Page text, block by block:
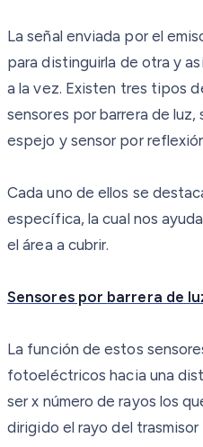
La señal enviada por el
para distinguirla de otra y
a la vez. Existen tres tipos
sensores por barrera de
espejo y sensor por
Cada uno de ellos se
específica, la cual nos
el área a cubrir.
Sensores por barrera de
La función de estos
fotoeléctricos hacia una
ser x número de rayos los
dirigido el rayo del